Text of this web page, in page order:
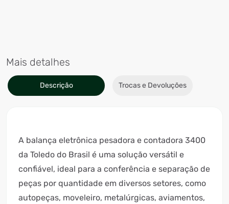
Mais detalhes
Descrição Trocas e Devoluções
A balança eletrônica pesadora e contadora 3400
da Toledo do Brasil é uma solução versátil e
confiável, ideal para a conferência e separação de
peças por quantidade em diversos setores, como
autopeças, moveleiro, metalúrgicas, aviamentos,